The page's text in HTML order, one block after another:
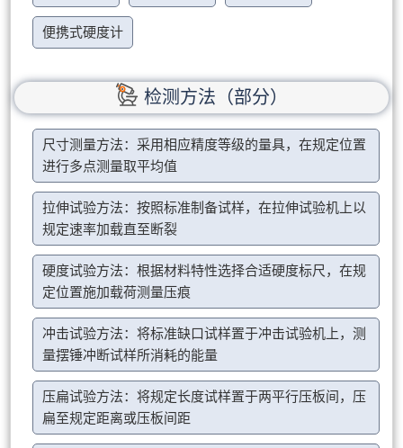
便携式硬度计
检测方法（部分）
尺寸测量方法：采用相应精度等级的量具，在规定位置
进行多点测量取平均值
拉伸试验方法：按照标准制备试样，在拉伸试验机上以
规定速率加载直至断裂
硬度试验方法：根据材料特性选择合适硬度标尺，在规
定位置施加载荷测量压痕
冲击试验方法：将标准缺口试样置于冲击试验机上，测
量摆锤冲断试样所消耗的能量
压扁试验方法：将规定长度试样置于两平行压板间，压
扁至规定距离或压板间距